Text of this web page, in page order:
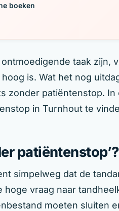
boeken
taak zijn,
is. Wat het nog
zonder patiëntenstop. In
in Turnhout te
patiëntenstop’?
simpelweg dat de
vraag naar
moeten sluiten